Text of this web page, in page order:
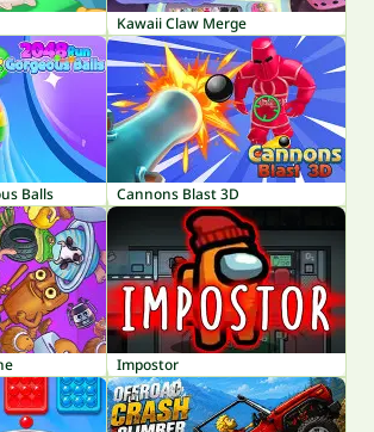
Kawaii Claw Merge
Balls Cannons Blast 3D
Impostor